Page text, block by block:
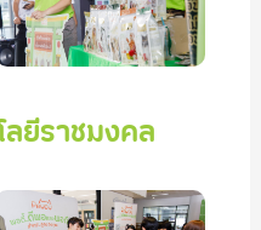
ลยีราชมงคล